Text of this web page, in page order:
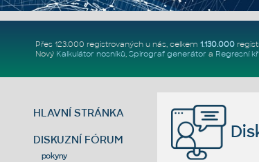
Přes 123.000 registrovaných u nás, celkem 1.130.000
Nový Kalkulátor nosníků, Spirograf generátor a Regresní
HLAVNÍ STRÁNKA
DISKUZNÍ FÓRUM
pokyny